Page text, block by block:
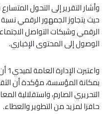
وأشار التقرير إلى التحول
الرقمي وشبكات التواصل
الوصول إلى المحتوى الإخباري.
بمكانة المؤسسة، مؤكدة أن الثقة
التحريري الصارم، واستقلالية
حافزا لمزيد من التطوير والعطاء.